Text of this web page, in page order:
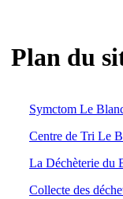
Plan du
Symctom Le
Centre de Tri Le
La Déchèterie du
Collecte des